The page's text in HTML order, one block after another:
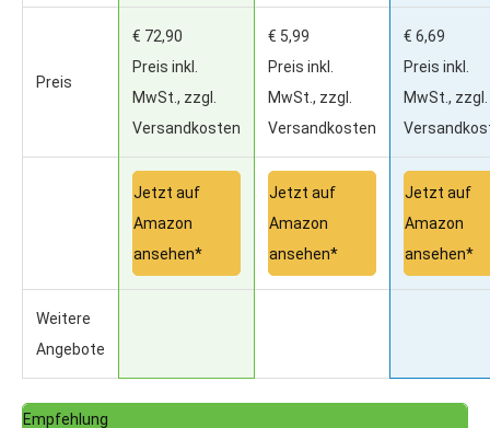
Preis
€ 72,90
Preis inkl.
MwSt., zzgl.
Versandkosten
€ 5,99
Preis inkl.
MwSt., zzgl.
Versandkosten
€ 6,69
Preis inkl.
MwSt., zzgl.
Jetzt auf
Amazon
ansehen*
Jetzt auf
Amazon
ansehen*
Jetzt auf
Amazon
ansehen*
Weitere
Angebote
Empfehlung